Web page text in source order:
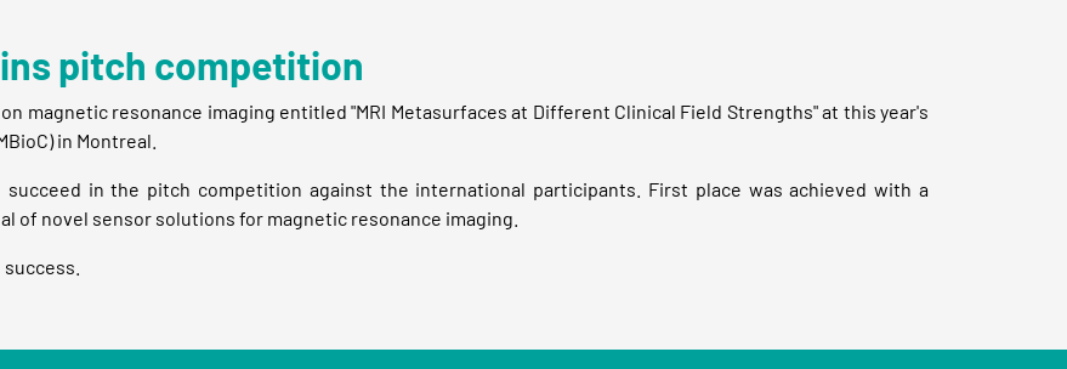
pitch competition
magnetic resonance imaging entitled "MRI Metasurfaces at Different Clinical Field Strengths" at this year's
in Montreal.
in the pitch competition against the international participants. First place was achieved with a
novel sensor solutions for magnetic resonance imaging.